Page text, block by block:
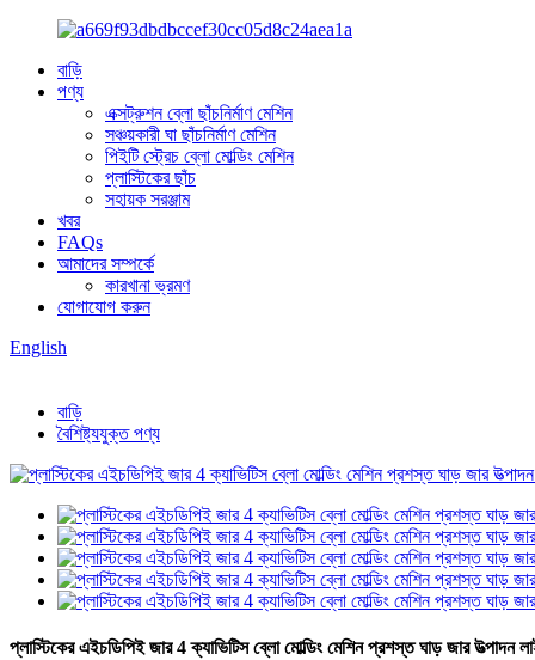
বাড়ি
পণ্য
এক্সট্রুশন ব্লো ছাঁচনির্মাণ মেশিন
সঞ্চয়কারী ঘা ছাঁচনির্মাণ মেশিন
পিইটি স্ট্রেচ ব্লো মোল্ডিং মেশিন
প্লাস্টিকের ছাঁচ
সহায়ক সরঞ্জাম
খবর
FAQs
আমাদের সম্পর্কে
কারখানা ভ্রমণ
যোগাযোগ করুন
English
বাড়ি
বৈশিষ্ট্যযুক্ত পণ্য
প্লাস্টিকের এইচডিপিই জার 4 ক্যাভিটিস ব্লো মোল্ডিং মেশিন প্রশস্ত ঘাড় জার উত্পাদন